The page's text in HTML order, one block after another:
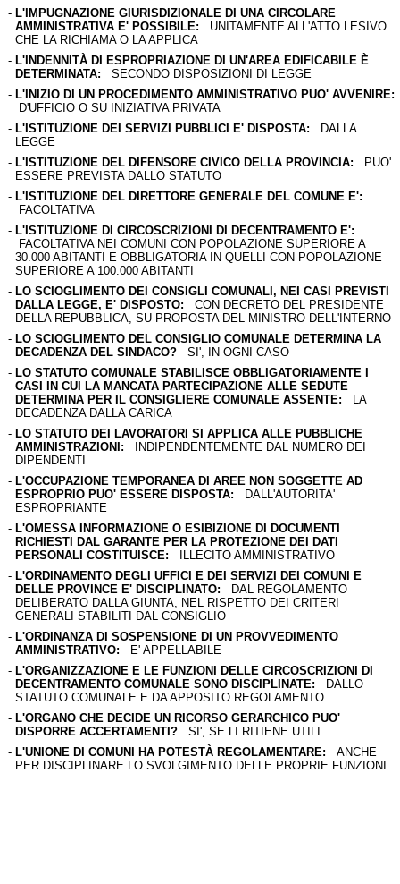
- L'IMPUGNAZIONE GIURISDIZIONALE DI UNA CIRCOLARE
AMMINISTRATIVA E' POSSIBILE: UNITAMENTE ALL'ATTO LESIVO
CHE LA RICHIAMA O LA APPLICA
- L'INDENNITÀ DI ESPROPRIAZIONE DI UN'AREA EDIFICABILE È
DETERMINATA: SECONDO DISPOSIZIONI DI LEGGE
- L'INIZIO DI UN PROCEDIMENTO AMMINISTRATIVO PUO' AVVENIRE:
D'UFFICIO O SU INIZIATIVA PRIVATA
- L'ISTITUZIONE DEI SERVIZI PUBBLICI E' DISPOSTA: DALLA
LEGGE
- L'ISTITUZIONE DEL DIFENSORE CIVICO DELLA PROVINCIA: PUO'
ESSERE PREVISTA DALLO STATUTO
- L'ISTITUZIONE DEL DIRETTORE GENERALE DEL COMUNE E':
FACOLTATIVA
- L'ISTITUZIONE DI CIRCOSCRIZIONI DI DECENTRAMENTO E':
FACOLTATIVA NEI COMUNI CON POPOLAZIONE SUPERIORE A
30.000 ABITANTI E OBBLIGATORIA IN QUELLI CON POPOLAZIONE
SUPERIORE A 100.000 ABITANTI
- LO SCIOGLIMENTO DEI CONSIGLI COMUNALI, NEI CASI PREVISTI
DALLA LEGGE, E' DISPOSTO: CON DECRETO DEL PRESIDENTE
DELLA REPUBBLICA, SU PROPOSTA DEL MINISTRO DELL'INTERNO
- LO SCIOGLIMENTO DEL CONSIGLIO COMUNALE DETERMINA LA
DECADENZA DEL SINDACO?SI', IN OGNI CASO
- LO STATUTO COMUNALE STABILISCE OBBLIGATORIAMENTE I
CASI IN CUI LA MANCATA PARTECIPAZIONE ALLE SEDUTE
DETERMINA PER IL CONSIGLIERE COMUNALE ASSENTE: LA
DECADENZA DALLA CARICA
- LO STATUTO DEI LAVORATORI SI APPLICA ALLE PUBBLICHE
AMMINISTRAZIONI: INDIPENDENTEMENTE DAL NUMERO DEI
DIPENDENTI
- L'OCCUPAZIONE TEMPORANEA DI AREE NON SOGGETTE AD
ESPROPRIO PUO' ESSERE DISPOSTA: DALL'AUTORITA'
ESPROPRIANTE
- L'OMESSA INFORMAZIONE O ESIBIZIONE DI DOCUMENTI
RICHIESTI DAL GARANTE PER LA PROTEZIONE DEI DATI
PERSONALI COSTITUISCE: ILLECITO AMMINISTRATIVO
- L'ORDINAMENTO DEGLI UFFICI E DEI SERVIZI DEI COMUNI E
DELLE PROVINCE E' DISCIPLINATO: DAL REGOLAMENTO
DELIBERATO DALLA GIUNTA, NEL RISPETTO DEI CRITERI
GENERALI STABILITI DAL CONSIGLIO
- L'ORDINANZA DI SOSPENSIONE DI UN PROVVEDIMENTO
AMMINISTRATIVO: E' APPELLABILE
- L'ORGANIZZAZIONE E LE FUNZIONI DELLE CIRCOSCRIZIONI DI
DECENTRAMENTO COMUNALE SONO DISCIPLINATE: DALLO
STATUTO COMUNALE E DA APPOSITO REGOLAMENTO
- L'ORGANO CHE DECIDE UN RICORSO GERARCHICO PUO'
DISPORRE ACCERTAMENTI?SI', SE LI RITIENE UTILI
- L'UNIONE DI COMUNI HA POTESTÀ REGOLAMENTARE: ANCHE
PER DISCIPLINARE LO SVOLGIMENTO DELLE PROPRIE FUNZIONI